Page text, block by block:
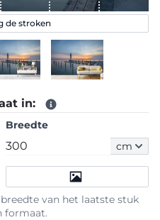
de stroken
in:
Breedte
cm
van het laatste stuk
formaat.